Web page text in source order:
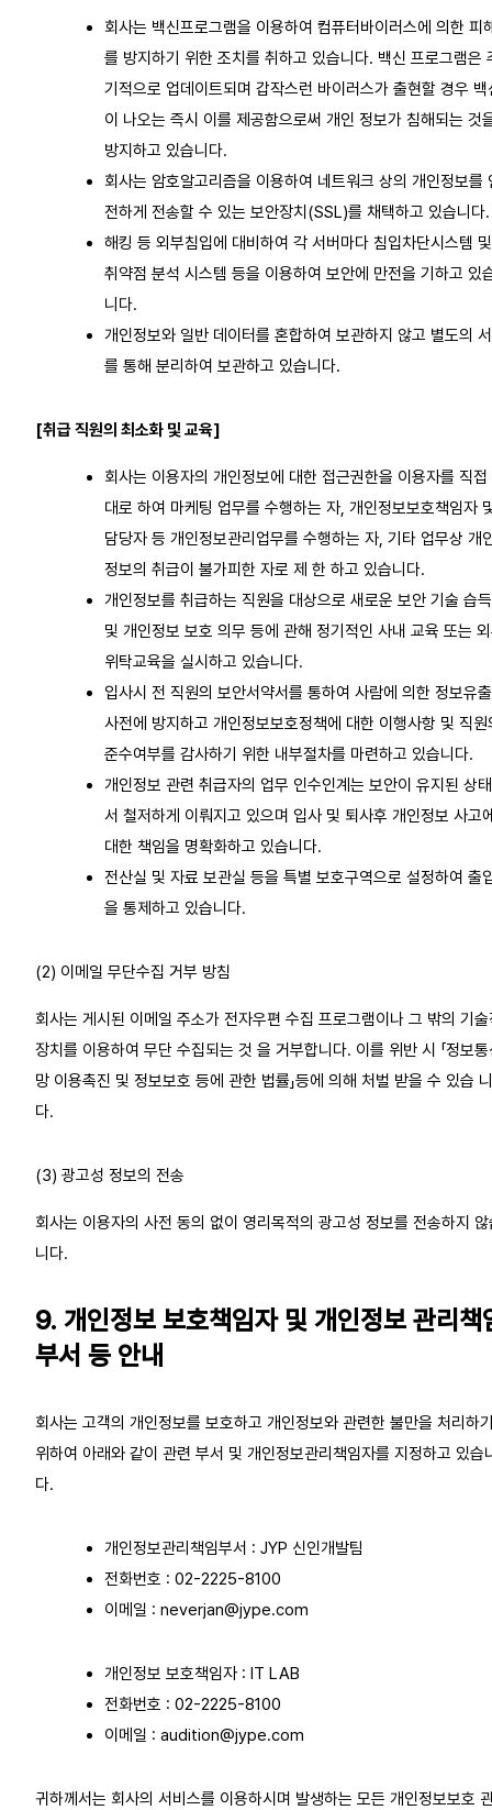
회사는 백신프로그램을 이용하여 컴퓨터바이러스에 의한 피
를 방지하기 위한 조치를 취하고 있습니다. 백신 프로그램은
기적으로 업데이트되며 갑작스런 바이러스가 출현할 경우 백
이 나오는 즉시 이를 제공함으로써 개인 정보가 침해되는 것
방지하고 있습니다.
회사는 암호알고리즘을 이용하여 네트워크 상의 개인정보를
전하게 전송할 수 있는 보안장치(SSL)를 채택하고 있습니다.
해킹 등 외부침입에 대비하여 각 서버마다 침입차단시스템 및
취약점 분석 시스템 등을 이용하여 보안에 만전을 기하고 있
니다.
개인정보와 일반 데이터를 혼합하여 보관하지 않고 별도의
를 통해 분리하여 보관하고 있습니다.
[취급 직원의 최소화 및 교육]
회사는 이용자의 개인정보에 대한 접근권한을 이용자를 직접
대로 하여 마케팅 업무를 수행하는 자, 개인정보보호책임자
담당자 등 개인정보관리업무를 수행하는 자, 기타 업무상 개
정보의 취급이 불가피한 자로 제 한 하고 있습니다.
개인정보를 취급하는 직원을 대상으로 새로운 보안 기술 습득
및 개인정보 보호 의무 등에 관해 정기적인 사내 교육 또는
위탁교육을 실시하고 있습니다.
입사시 전 직원의 보안서약서를 통하여 사람에 의한 정보유
사전에 방지하고 개인정보보호정책에 대한 이행사항 및 직원
준수여부를 감사하기 위한 내부절차를 마련하고 있습니다.
개인정보 관련 취급자의 업무 인수인계는 보안이 유지된 상
서 철저하게 이뤄지고 있으며 입사 및 퇴사후 개인정보 사고
대한 책임을 명확화하고 있습니다.
전산실 및 자료 보관실 등을 특별 보호구역으로 설정하여 출
을 통제하고 있습니다.
(2) 이메일 무단수집 거부 방침
회사는 게시된 이메일 주소가 전자우편 수집 프로그램이나 그 밖의 기술
장치를 이용하여 무단 수집되는 것 을 거부합니다. 이를 위반 시 「정보
망 이용촉진 및 정보보호 등에 관한 법률」등에 의해 처벌 받을 수 있습 니
다.
(3) 광고성 정보의 전송
회사는 이용자의 사전 동의 없이 영리목적의 광고성 정보를 전송하지 않
니다.
9. 개인정보 보호책임자 및 개인정보 관리책
부서 등 안내
회사는 고객의 개인정보를 보호하고 개인정보와 관련한 불만을 처리하
위하여 아래와 같이 관련 부서 및 개인정보관리책임자를 지정하고 있습
다.
개인정보관리책임부서 : JYP 신인개발팀
전화번호 : 02-2225-8100
이메일 : neverjan@jype.com
개인정보 보호책임자 : IT LAB
전화번호 : 02-2225-8100
이메일 : audition@jype.com
귀하께서는 회사의 서비스를 이용하시며 발생하는 모든 개인정보보호